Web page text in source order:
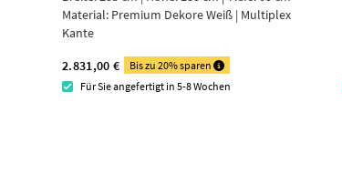
Material: Premium Dekore Weiß | Multiplex
Kante
2.831,00 €
Bis zu 20% sparen
Für Sie angefertigt in 5-8 Wochen